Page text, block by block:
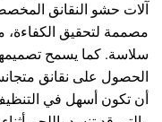
آلات حشو النقانق
مصممة لتحقيق الكفاءة،
سلاسة. كما يسمح
الحصول على نقانق
أن تكون أسهل في